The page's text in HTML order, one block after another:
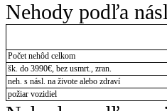
Nehody podľa
Počet nehôd celkom
šk. do 3990€, bez usmrt., zran.
neh. s násl. na živote alebo zdraví
požiar vozidiel